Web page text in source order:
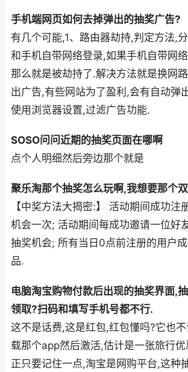
手机端网页如何去掉弹出的抽奖广告?
有几个可能,1、路由器劫持,判定方法,
和手机自带网络登录,如果手机自带网
那么就是被劫持了.解决方法就是换网
出广告,有些网站为了盈利,会有自动弹
使用浏览器设置,过滤广告功能.
SOSO问问近期的抽奖页面在哪啊
点个人明细然后旁边那个就是
聚乐淘那个抽奖怎么玩啊,我想要那个
【中奖方法大揭密:】 活动期间成功注
机会一次; 活动期间每成功邀请一位好
抽奖机会; 所有当日0点前注册的用户
品.
电脑淘宝购物付款后出现的抽奖界面,
领取?扫码和填写手机号都不行.
这不是话费,这是红包,红包懂吗?它也
载那个app然后激活,估计是一张旅行
正只要记住一点,淘宝是网购平台,这种